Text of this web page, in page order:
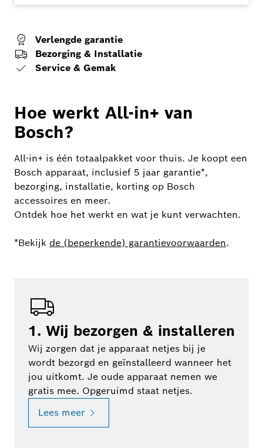
Verlengde garantie
Bezorging & Installatie
Service & Gemak
Hoe werkt All-in+ van
Bosch?
All-in+ is één totaalpakket voor thuis. Je koopt een
Bosch apparaat, inclusief 5 jaar garantie*,
bezorging, installatie, korting op Bosch
accessoires en meer.
Ontdek hoe het werkt en wat je kunt verwachten.
*Bekijk de (beperkende) garantievoorwaarden.
1. Wij bezorgen & installeren
Wij zorgen dat je apparaat netjes bij je
wordt bezorgd en geïnstalleerd wanneer het
jou uitkomt. Je oude apparaat nemen we
gratis mee. Opgeruimd staat netjes.
Lees meer